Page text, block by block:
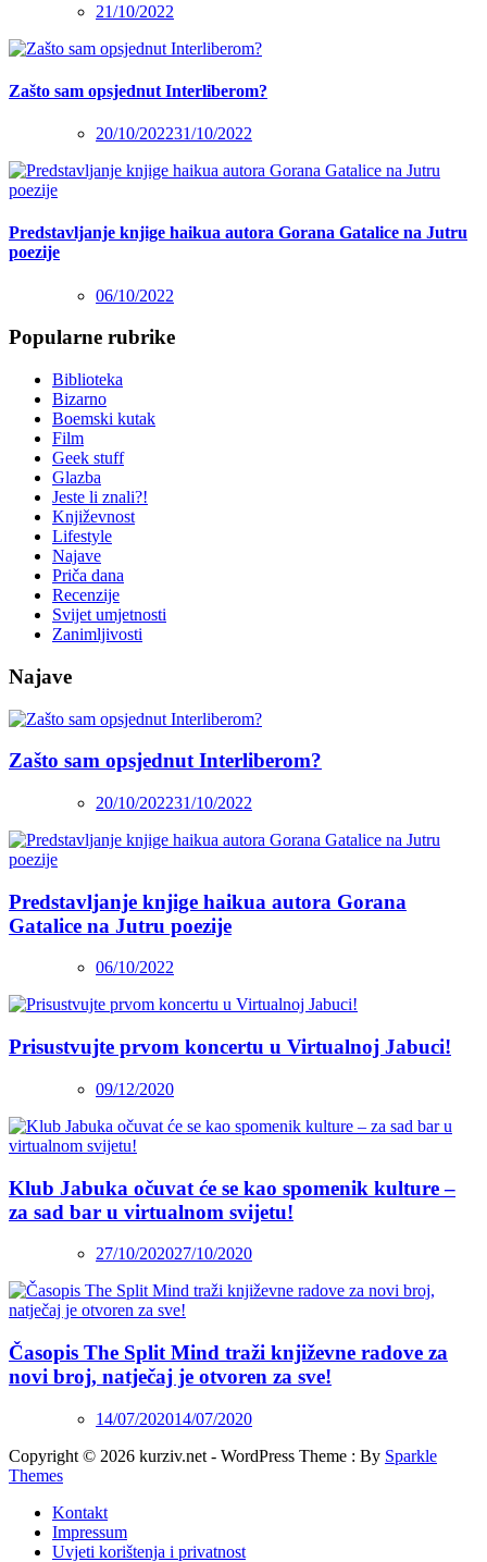
21/10/2022
Zašto sam opsjednut Interliberom?
20/10/202231/10/2022
Predstavljanje knjige haikua autora Gorana Gatalice na Jutru
poezije
06/10/2022
Popularne rubrike
Biblioteka
Bizarno
Boemski kutak
Film
Geek stuff
Glazba
Jeste li znali?!
Književnost
Lifestyle
Najave
Priča dana
Recenzije
Svijet umjetnosti
Zanimljivosti
Najave
Zašto sam opsjednut Interliberom?
20/10/202231/10/2022
Predstavljanje knjige haikua autora Gorana
Gatalice na Jutru poezije
06/10/2022
Prisustvujte prvom koncertu u Virtualnoj Jabuci!
09/12/2020
Klub Jabuka očuvat će se kao spomenik kulture –
za sad bar u virtualnom svijetu!
27/10/202027/10/2020
Časopis The Split Mind traži književne radove za
novi broj, natječaj je otvoren za sve!
14/07/202014/07/2020
Copyright © 2026 kurziv.net - WordPress Theme : By Sparkle
Themes
Kontakt
Impressum
Uvjeti korištenja i privatnost